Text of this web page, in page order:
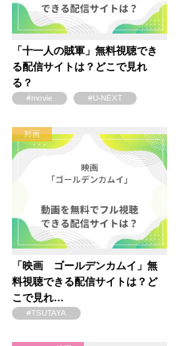
「十一人の賊軍」無料視聴でき
る配信サイトは？どこで見れ
る？
#movie #U-NEXT
邦画
「映画 ゴールデンカムイ」無
料視聴できる配信サイトは？ど
こで見れ…
#TSUTAYA